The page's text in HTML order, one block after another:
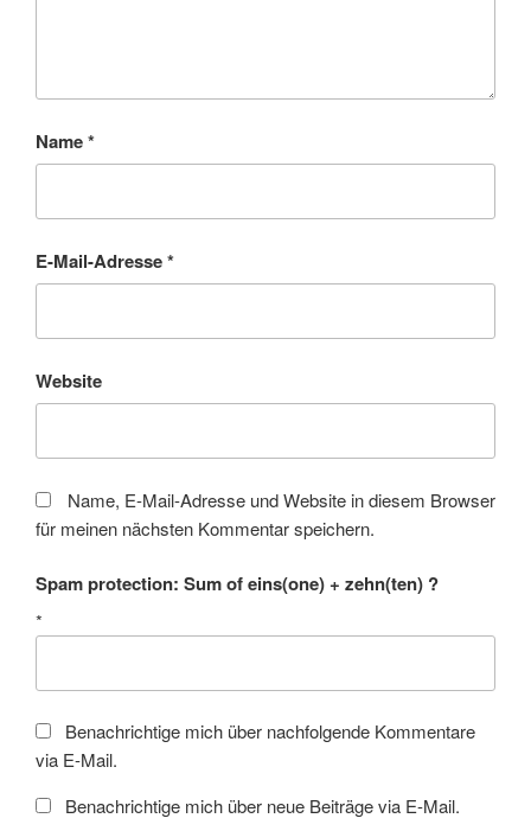
Name*
E-Mail-Adresse*
Website
Name, E-Mail-Adresse und Website in diesem Browser
für meinen nächsten Kommentar speichern.
Spam protection: Sum of eins(one) + zehn(ten) ?
*
Benachrichtige mich über nachfolgende Kommentare
via E-Mail.
Benachrichtige mich über neue Beiträge via E-Mail.